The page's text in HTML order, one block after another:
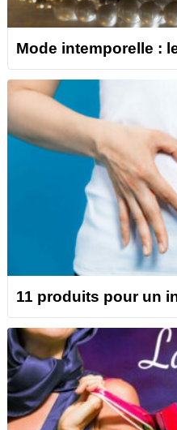
Mode intemporelle :
11 produits pour un